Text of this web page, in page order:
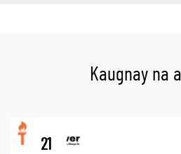
Kaugnay na
21